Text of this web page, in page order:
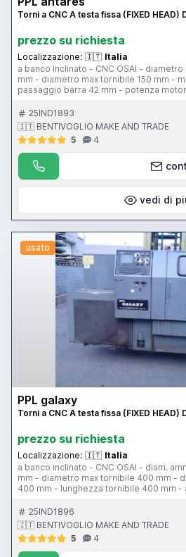
Torni a CNC A testa fissa (FIXED HEAD)
prezzo su richiesta
Localizzazione: 🇮🇹 Italia
a banco inclinato - CNC OSAI -
mm - diametro max tornibile 150 mm -
passaggio barra 42 mm - potenza
rotazione 736-4000 rpm - numero
asse X carro 250 mm - corsa asse Z
assi - peso 1500 kg - spingi barra
25IND1893
🇮🇹 BENTIVOGLIO MAKE AND TRADE
5
4
vedi di
usato
PPL galaxy
Torni a CNC A testa fissa (FIXED HEAD)
prezzo su richiesta
Localizzazione: 🇮🇹 Italia
a banco inclinato - CNC OSAI - diam.
mm - diametro max tornibile 400 mm -
400 mm - lunghezza tornibile 400 mm -
portapinze - passaggio barra 50 mm -
velocita di rotazione 0-3100 rpm -
corsa sse X carro 233 mm - corsa asse
rapidi assi X 5 m/min - Z 10 m/min
25IND1896
🇮🇹 BENTIVOGLIO MAKE AND TRADE
5
4